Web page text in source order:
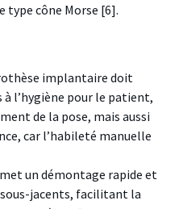
type cône Morse [6].
implantaire doit
l’hygiène pour le patient,
de la pose, mais aussi
car l’habileté manuelle
un démontage rapide et
jacents, facilitant la